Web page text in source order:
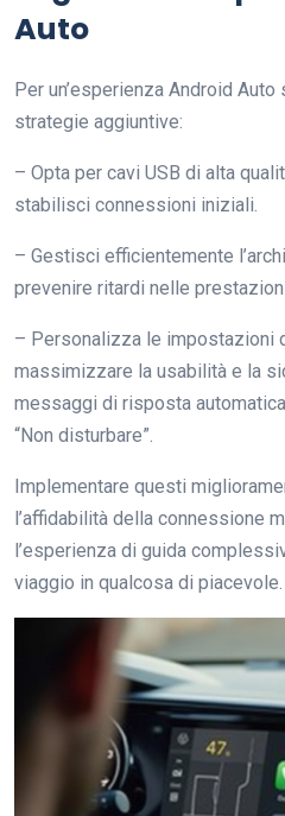
Auto
Per un’esperienza Android
strategie aggiuntive:
– Opta per cavi USB di alta
stabilisci connessioni iniziali.
– Gestisci efficientemente
prevenire ritardi nelle
– Personalizza le impostazioni
massimizzare la usabilità e la
messaggi di risposta
“Non disturbare”.
Implementare questi
l’affidabilità della connessione
l’esperienza di guida
viaggio in qualcosa di piacevole.